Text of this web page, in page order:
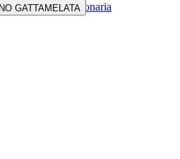
Trova la concessionaria
GATTAMELATA